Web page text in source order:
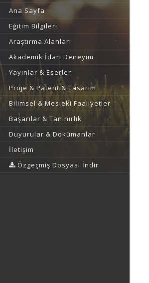
Ana Sayfa
Eğitim Bilgileri
Araştırma Alanları
Akademik İdari Deneyim
Yayınlar & Eserler
Proje & Patent & Tasarım
Bilimsel & Mesleki Faaliyetler
Başarılar & Tanınırlık
Duyurular & Dokümanlar
İletişim
Özgeçmiş Dosyası İndir